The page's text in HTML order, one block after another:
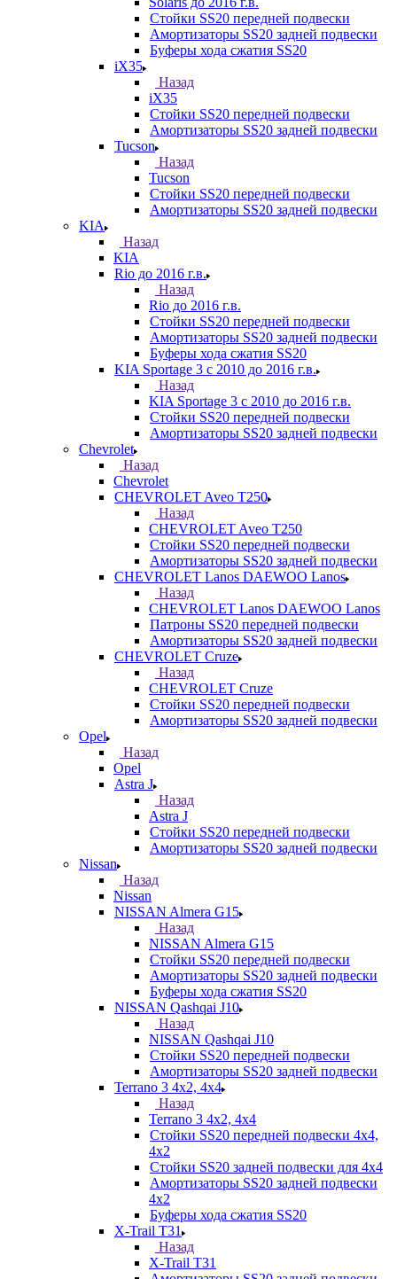
Стойки SS20 передней подвески
Амортизаторы SS20 задней подвески
Буферы хода сжатия SS20
iX35
Назад
iX35
Стойки SS20 передней подвески
Амортизаторы SS20 задней подвески
Tucson
Назад
Tucson
Стойки SS20 передней подвески
Амортизаторы SS20 задней подвески
KIA
Назад
KIA
Rio до 2016 г.в.
Назад
Rio до 2016 г.в.
Стойки SS20 передней подвески
Амортизаторы SS20 задней подвески
Буферы хода сжатия SS20
KIA Sportage 3 с 2010 до 2016 г.в.
Назад
KIA Sportage 3 с 2010 до 2016 г.в.
Стойки SS20 передней подвески
Амортизаторы SS20 задней подвески
Chevrolet
Назад
Chevrolet
CHEVROLET Aveo T250
Назад
CHEVROLET Aveo T250
Стойки SS20 передней подвески
Амортизаторы SS20 задней подвески
CHEVROLET Lanos DAEWOO Lanos
Назад
CHEVROLET Lanos DAEWOO Lanos
Патроны SS20 передней подвески
Амортизаторы SS20 задней подвески
CHEVROLET Cruze
Назад
CHEVROLET Cruze
Стойки SS20 передней подвески
Амортизаторы SS20 задней подвески
Opel
Назад
Opel
Astra J
Назад
Astra J
Стойки SS20 передней подвески
Амортизаторы SS20 задней подвески
Nissan
Назад
Nissan
NISSAN Almera G15
Назад
NISSAN Almera G15
Стойки SS20 передней подвески
Амортизаторы SS20 задней подвески
Буферы хода сжатия SS20
NISSAN Qashqai J10
Назад
NISSAN Qashqai J10
Стойки SS20 передней подвески
Амортизаторы SS20 задней подвески
Terrano 3 4х2, 4х4
Назад
Terrano 3 4х2, 4х4
Стойки SS20 передней подвески 4х4,
4x2
Стойки SS20 задней подвески для 4х4
Амортизаторы SS20 задней подвески
4х2
Буферы хода сжатия SS20
X-Trail T31
Назад
X-Trail T31